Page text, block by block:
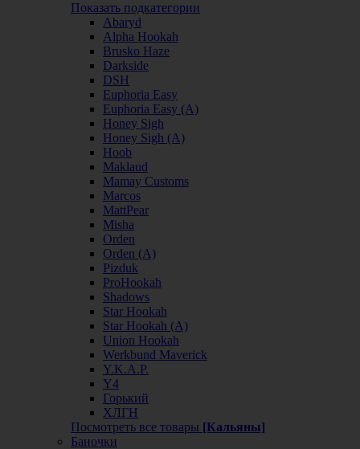
Показать подкатегории
Abaryd
Alpha Hookah
Brusko Haze
Darkside
DSH
Euphoria Easy
Euphoria Easy (А)
Honey Sigh
Honey Sigh (А)
Hoob
Maklaud
Mamay Customs
Marcos
MattPear
Misha
Orden
Orden (А)
Pizduk
ProHookah
Shadows
Star Hookah
Star Hookah (А)
Union Hookah
Werkbund Maverick
Y.K.A.P.
Y4
Горький
ХЛГН
Посмотреть все товары [Кальяны]
Баночки